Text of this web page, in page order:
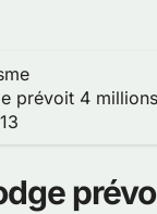
prévoit 4